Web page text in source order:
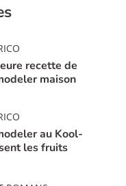
recette de
maison
au Kool-
les fruits